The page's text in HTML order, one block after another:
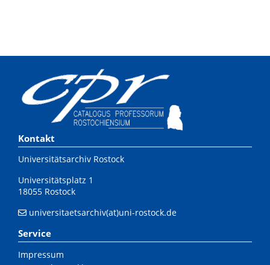
Kontakt
Universitätsarchiv Rostock
Universitätsplatz 1
18055 Rostock
universitaetsarchiv(at)uni-rostock.de
Service
Impressum